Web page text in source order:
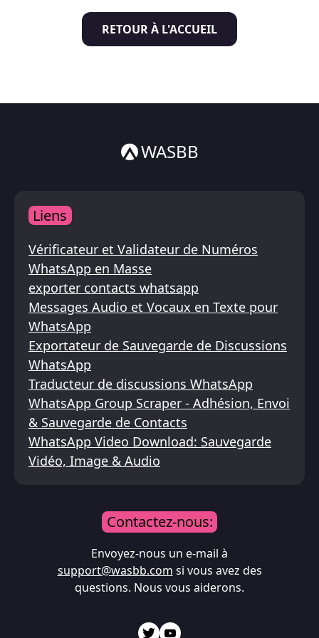
RETOUR À L'ACCUEIL
WASBB
Liens
Vérificateur et Validateur de Numéros
WhatsApp en Masse
exporter contacts whatsapp
Messages Audio et Vocaux en Texte pour
WhatsApp
Exportateur de Sauvegarde de Discussions
WhatsApp
Traducteur de discussions WhatsApp
WhatsApp Group Scraper - Adhésion, Envoi
& Sauvegarde de Contacts
WhatsApp Video Download: Sauvegarde
Vidéo, Image & Audio
Contactez-nous:
Envoyez-nous un e-mail à
support@wasbb.com si vous avez des
questions. Nous vous aiderons.